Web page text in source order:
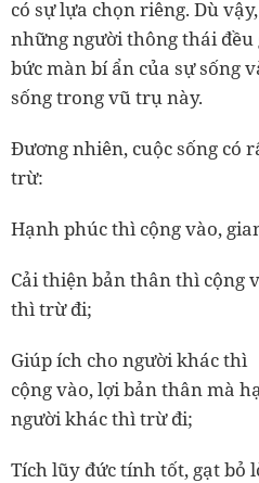
có sự lựa chọn riêng. Dù
những người thông thái
bức màn bí ẩn của sự sống
sống trong vũ trụ này.
Đương nhiên, cuộc sống có
trừ:
Hạnh phúc thì cộng vào,
Cải thiện bản thân thì cộng
thì trừ đi;
Giúp ích cho người khác thì
cộng vào, lợi bản thân mà
người khác thì trừ đi;
Tích lũy đức tính tốt, gạt bỏ